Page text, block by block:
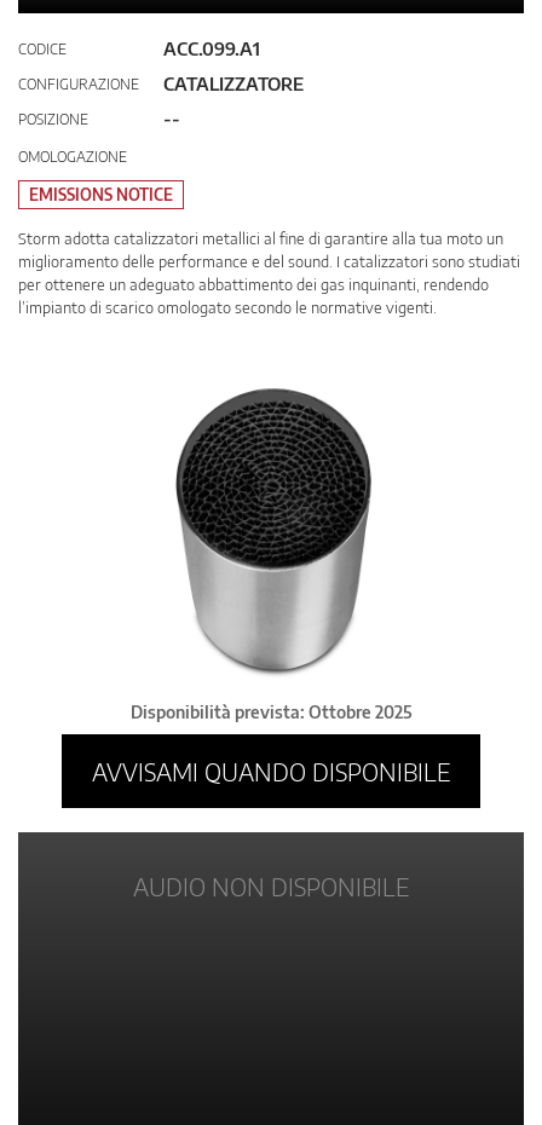
CODICE ACC.099.A1
CONFIGURAZIONE CATALIZZATORE
POSIZIONE --
OMOLOGAZIONE
EMISSIONS NOTICE
Storm adotta catalizzatori metallici al fine di garantire alla tua moto un
miglioramento delle performance e del sound. I catalizzatori sono studiati
per ottenere un adeguato abbattimento dei gas inquinanti, rendendo
l’impianto di scarico omologato secondo le normative vigenti.
Disponibilità prevista: Ottobre 2025
AVVISAMI QUANDO DISPONIBILE
AUDIO NON DISPONIBILE